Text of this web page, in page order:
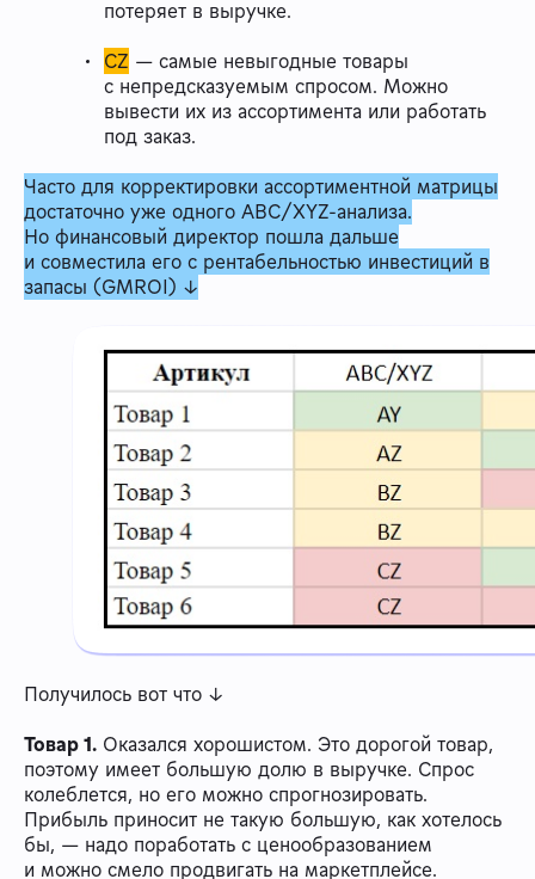
потеряет в выручке.
CZ — самые невыгодные товары
с непредсказуемым спросом. Можно
вывести их из ассортимента или работать
под заказ.
Часто для корректировки ассортиментной матрицы
достаточно уже одного ABC/XYZ-анализа.
Но финансовый директор пошла дальше
и совместила его с рентабельностью инвестиций в
запасы (GMROI) ↓
Получилось вот что ↓
Товар 1. Оказался хорошистом. Это дорогой товар,
поэтому имеет большую долю в выручке. Спрос
колеблется, но его можно спрогнозировать.
Прибыль приносит не такую большую, как хотелось
бы, — надо поработать с ценообразованием
и можно смело продвигать на маркетплейсе.